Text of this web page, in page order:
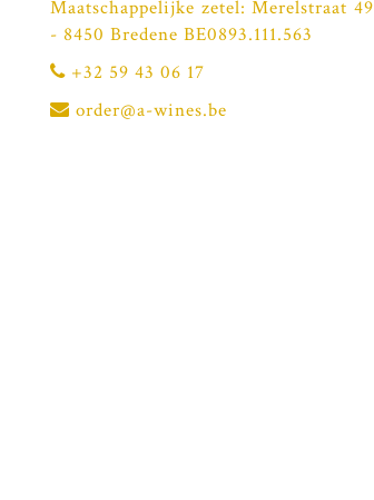
Maatschappelijke zetel: Merelstraat 49
- 8450 Bredene BE0893.111.563
+32 59 43 06 17
order@a-wines.be